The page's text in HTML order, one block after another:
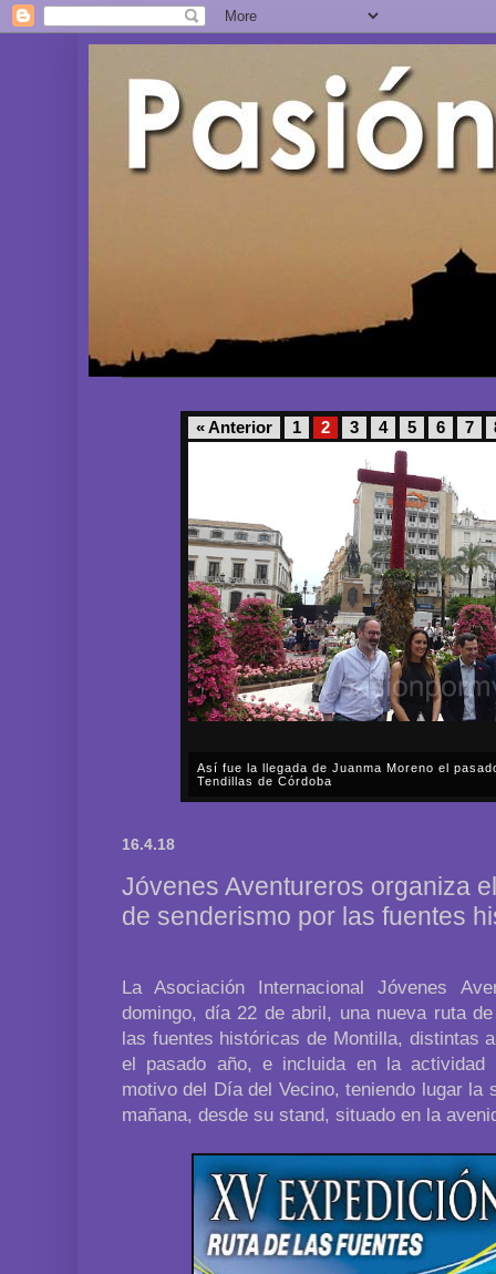
« Anterior 1 2 3 4 5 6 7
Así fue la llegada de Juanma Moreno el
Tendillas de Córdoba
16.4.18
Jóvenes Aventureros organiza
de senderismo por las fuentes
La Asociación Internacional Jóvenes
domingo, día 22 de abril, una nueva ruta
las fuentes históricas de Montilla, distintas
el pasado año, e incluida en la actividad
motivo del Día del Vecino, teniendo lugar la
mañana, desde su stand, situado en la